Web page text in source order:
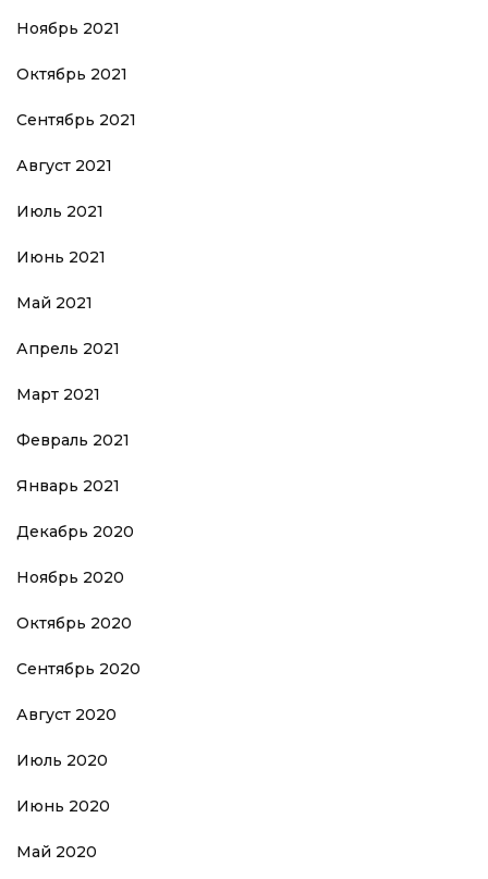
Ноябрь 2021
Октябрь 2021
Сентябрь 2021
Август 2021
Июль 2021
Июнь 2021
Май 2021
Апрель 2021
Март 2021
Февраль 2021
Январь 2021
Декабрь 2020
Ноябрь 2020
Октябрь 2020
Сентябрь 2020
Август 2020
Июль 2020
Июнь 2020
Май 2020